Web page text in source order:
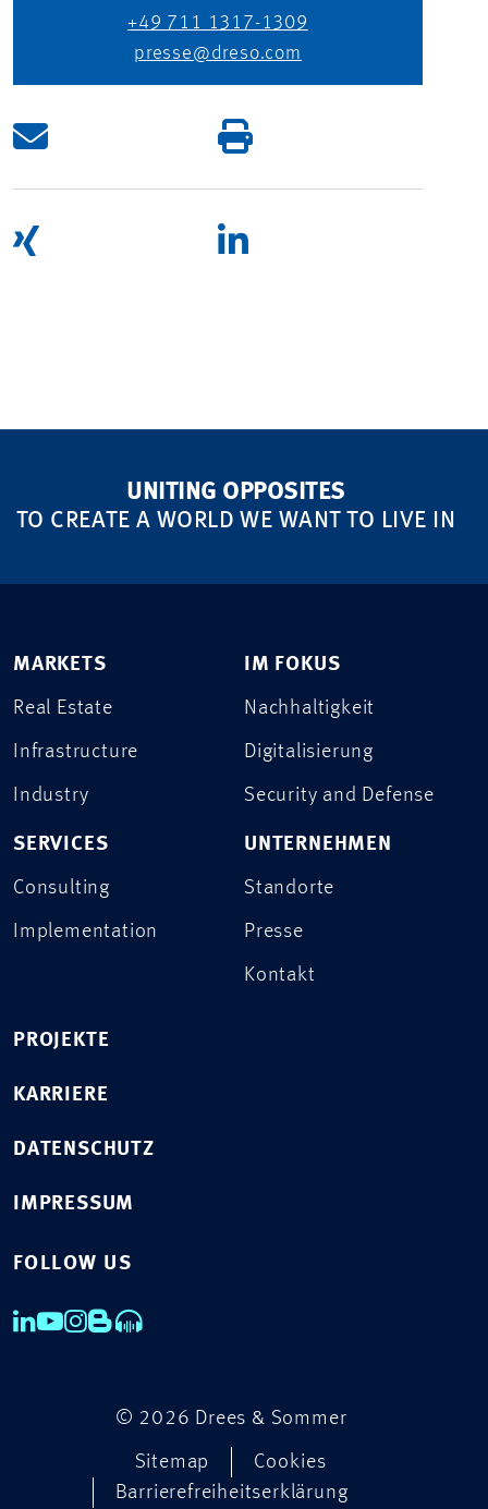
+49 711 1317-1309
presse@dreso.com
UNITING OPPOSITES
TO CREATE A WORLD WE WANT TO LIVE IN
MARKETS
Real Estate
Infrastructure
Industry
SERVICES
Consulting
Implementation
IM FOKUS
Nachhaltigkeit
Digitalisierung
Security and Defense
UNTERNEHMEN
Standorte
Presse
Kontakt
PROJEKTE
KARRIERE
DATENSCHUTZ
IMPRESSUM
FOLLOW US
© 2026 Drees & Sommer
Sitemap
Cookies
Barrierefreiheitserklärung